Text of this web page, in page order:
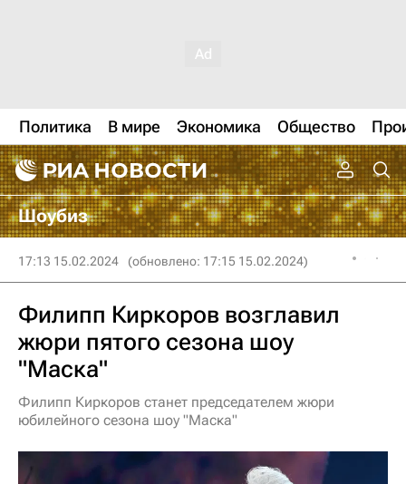
Политика В мире Экономика Общество
Шоубиз
17:13 15.02.2024 (обновлено: 17:15 15.02.2024)
Филипп Киркоров возглавил
жюри пятого сезона шоу
"Маска"
Филипп Киркоров станет председателем жюри
юбилейного сезона шоу "Маска"